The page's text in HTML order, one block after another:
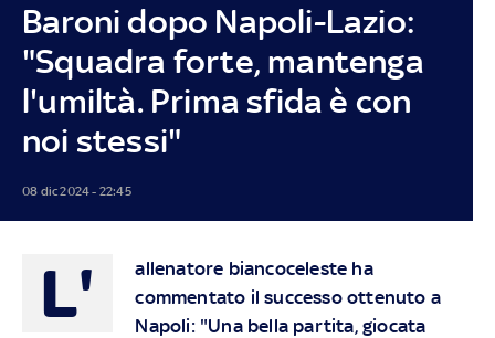
Baroni dopo Napoli-Lazio:
"Squadra forte, mantenga
l'umiltà. Prima sfida è con
noi stessi"
08 dic 2024 - 22:45
L'
allenatore biancoceleste ha
commentato il successo ottenuto a
Napoli: "Una bella partita, giocata